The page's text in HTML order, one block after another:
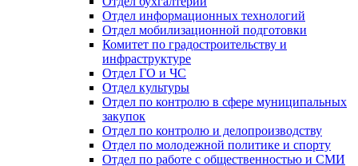
Отдел информационных технологий
Отдел мобилизационной подготовки
Комитет по градостроительству и
инфраструктуре
Отдел ГО и ЧС
Отдел культуры
Отдел по контролю в сфере муниципальных
закупок
Отдел по контролю и делопроизводству
Отдел по молодежной политике и спорту
Отдел по работе с общественностью и СМИ